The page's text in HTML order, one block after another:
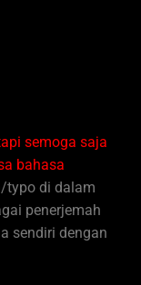
semoga saja
bahasa
typo di dalam
penerjemah
sendiri dengan